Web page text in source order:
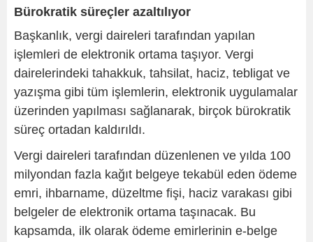
Bürokratik süreçler azaltılıyor
Başkanlık, vergi daireleri tarafından yapılan
işlemleri de elektronik ortama taşıyor. Vergi
dairelerindeki tahakkuk, tahsilat, haciz, tebligat ve
yazışma gibi tüm işlemlerin, elektronik uygulamalar
üzerinden yapılması sağlanarak, birçok bürokratik
süreç ortadan kaldırıldı.
Vergi daireleri tarafından düzenlenen ve yılda 100
milyondan fazla kağıt belgeye tekabül eden ödeme
emri, ihbarname, düzeltme fişi, haciz varakası gibi
belgeler de elektronik ortama taşınacak. Bu
kapsamda, ilk olarak ödeme emirlerinin e-belge